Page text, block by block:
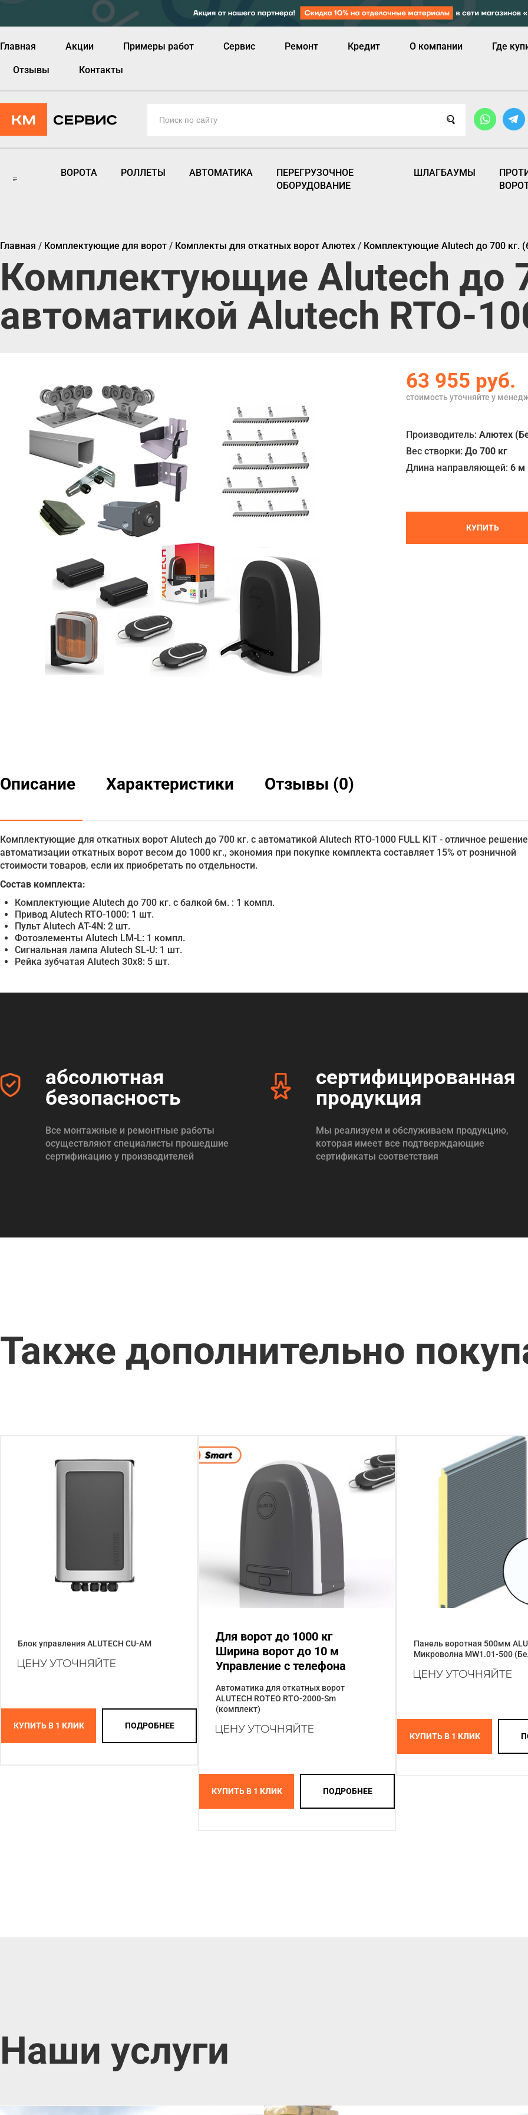
Главная Акции Примеры работ Сервис Ремонт Кредит О компании Где
Отзывы Контакты
ВОРОТА РОЛЛЕТЫ АВТОМАТИКА
ПЕРЕГРУЗОЧНОЕ
ОБОРУДОВАНИЕ
ШЛАГБАУМЫ
Главная / Комплектующие для ворот / Комплекты для откатных ворот Алютех / Комплектующие Alutech до 700 кг.
Комплектующие Alutech до
автоматикой Alutech RTO-
63 955 руб.
стоимость уточняйте у
Производитель:Алютех
Вес створки:До 700 кг
Длина направляющей:6 м
КУПИТЬ
Описание Характеристики Отзывы (0)
Комплектующие для откатных ворот Alutech до 700 кг. с автоматикой Alutech RTO-1000 FULL KIT - отличное
автоматизации откатных ворот весом до 1000 кг., экономия при покупке комплекта составляет 15% от розничной
стоимости товаров, если их приобретать по отдельности.
Состав комплекта:
Комплектующие Alutech до 700 кг. с балкой 6м. : 1 компл.
Привод Alutech RTO-1000: 1 шт.
Пульт Alutech AT-4N: 2 шт.
Фотоэлементы Alutech LM-L: 1 компл.
Сигнальная лампа Alutech SL-U: 1 шт.
Рейка зубчатая Alutech 30x8: 5 шт.
абсолютная
безопасность
Все монтажные и ремонтные работы
осуществляют специалисты прошедшие
сертификацию у производителей
сертифицированная
продукция
Мы реализуем и обслуживаем продукцию,
которая имеет все подтверждающие
сертификаты соответствия
Также дополнительно
Блок управления ALUTECH CU-AM
КУПИТЬ В 1 КЛИК ПОДРОБНЕЕ
Для ворот до 1000 кг
Ширина ворот до 10 м
Управление с телефона
Автоматика для откатных ворот
ALUTECH ROTEO RTО-2000-Sm
(комплект)
КУПИТЬ В 1 КЛИК ПОДРОБНЕЕ
Панель воротная 500мм
Микроволна MW1.01-500
КУПИТЬ В 1 КЛИК
Наши услуги